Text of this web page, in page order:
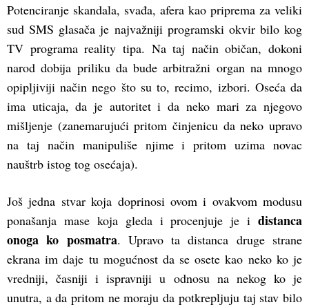
Potenciranje skandala, svađa, afera kao priprema za veliki
sud SMS glasača je najvažniji programski okvir bilo kog
TV programa reality tipa. Na taj način običan, dokoni
narod dobija priliku da bude arbitražni organ na mnogo
opipljiviji način nego što su to, recimo, izbori. Oseća da
ima uticaja, da je autoritet i da neko mari za njegovo
mišljenje (zanemarujući pritom činjenicu da neko upravo
na taj način manipuliše njime i pritom uzima novac
nauštrb istog tog osećaja).
Još jedna stvar koja doprinosi ovom i ovakvom modusu
ponašanja mase koja gleda i procenjuje je i distanca
onoga ko posmatra. Upravo ta distanca druge strane
ekrana im daje tu mogućnost da se osete kao neko ko je
vredniji, časniji i ispravniji u odnosu na nekog ko je
unutra, a da pritom ne moraju da potkrepljuju taj stav bilo